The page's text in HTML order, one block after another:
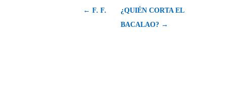
← F. F.
¿QUIÉN CORTA EL
BACALAO? →